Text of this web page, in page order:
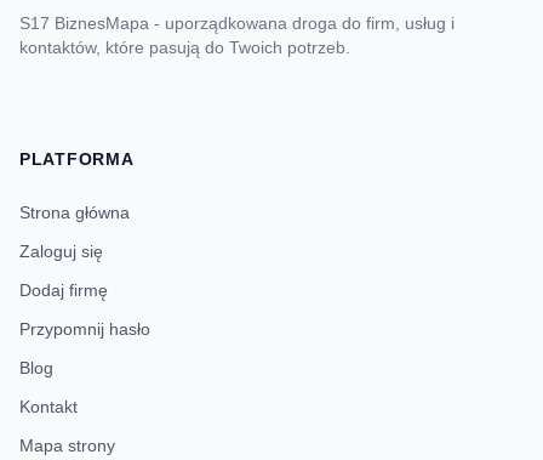
S17 BiznesMapa - uporządkowana droga do firm, usług i
kontaktów, które pasują do Twoich potrzeb.
PLATFORMA
Strona główna
Zaloguj się
Dodaj firmę
Przypomnij hasło
Blog
Kontakt
Mapa strony